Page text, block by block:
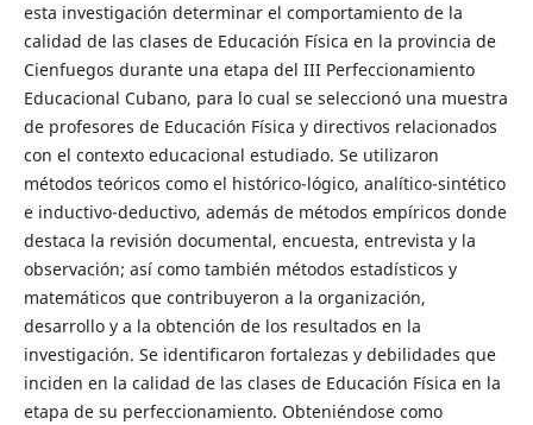
esta investigación determinar el comportamiento de la
calidad de las clases de Educación Física en la provincia de
Cienfuegos durante una etapa del III Perfeccionamiento
Educacional Cubano, para lo cual se seleccionó una muestra
de profesores de Educación Física y directivos relacionados
con el contexto educacional estudiado. Se utilizaron
métodos teóricos como el histórico-lógico, analítico-sintético
e inductivo-deductivo, además de métodos empíricos donde
destaca la revisión documental, encuesta, entrevista y la
observación; así como también métodos estadísticos y
matemáticos que contribuyeron a la organización,
desarrollo y a la obtención de los resultados en la
investigación. Se identificaron fortalezas y debilidades que
inciden en la calidad de las clases de Educación Física en la
etapa de su perfeccionamiento. Obteniéndose como